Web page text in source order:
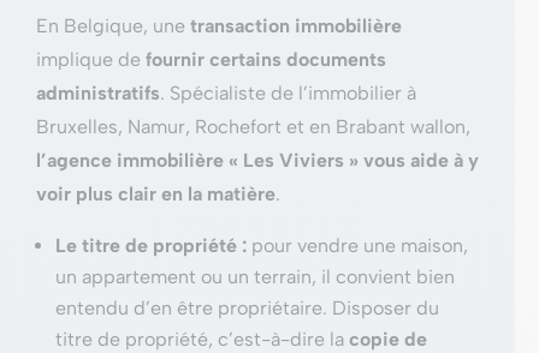
En Belgique, une transaction immobilière
implique de fournir certains documents
administratifs. Spécialiste de l’immobilier à
Bruxelles, Namur, Rochefort et en Brabant wallon,
l’agence immobilière « Les Viviers » vous aide à y
voir plus clair en la matière.
Le titre de propriété : pour vendre une maison,
un appartement ou un terrain, il convient bien
entendu d’en être propriétaire. Disposer du
titre de propriété, c’est-à-dire la copie de